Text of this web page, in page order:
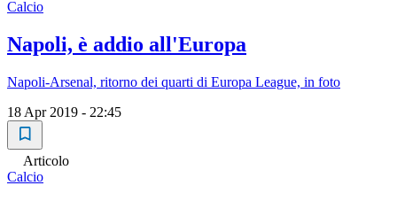
Calcio
Napoli, è addio all'Europa
Napoli-Arsenal, ritorno dei quarti di Europa League, in foto
18 Apr 2019 - 22:45
Articolo
Calcio